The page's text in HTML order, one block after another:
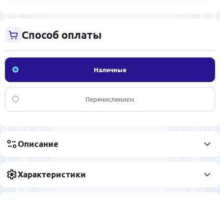
Способ оплаты
Наличные
Перечислением
Описание
Характеристики